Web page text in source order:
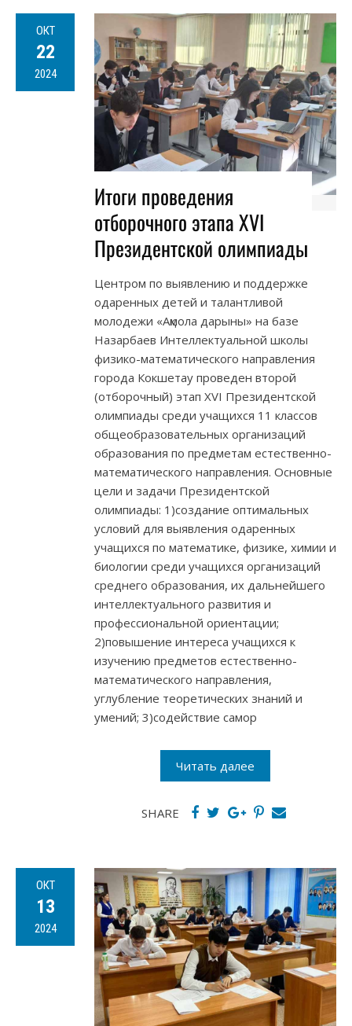
ОКТ
22
2024
Итоги проведения
отборочного этапа XVІ
Президентской олимпиады
Центром по выявлению и поддержке
одаренных детей и талантливой
молодежи «Ақмола дарыны» на базе
Назарбаев Интеллектуальной школы
физико-математического направления
города Кокшетау проведен второй
(отборочный) этап XVІ Президентской
олимпиады среди учащихся 11 классов
общеобразовательных организаций
образования по предметам естественно-
математического направления. Основные
цели и задачи Президентской
олимпиады: 1)создание оптимальных
условий для выявления одаренных
учащихся по математике, физике, химии и
биологии среди учащихся организаций
среднего образования, их дальнейшего
интеллектуального развития и
профессиональной ориентации;
2)повышение интереса учащихся к
изучению предметов естественно-
математического направления,
углубление теоретических знаний и
умений; 3)содействие самор
Читать далее
SHARE
ОКТ
13
2024